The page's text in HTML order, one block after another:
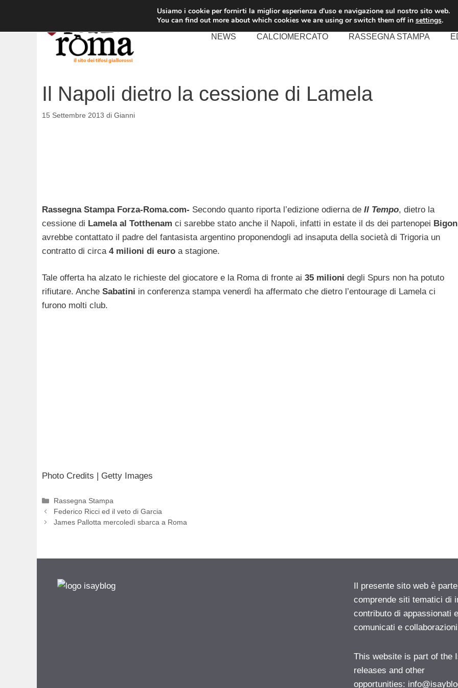
contenuto
NEWS CALCIOMERCATO RASSEGNA STAMPA
Il Napoli dietro la cessione di Lamela
15 Settembre 2013 di Gianni
Rassegna Stampa Forza-Roma.com- Secondo quanto riporta l’edizione odierna de Il Tempo, dietro la
cessione di Lamela al Totthenam ci sarebbe stato anche il Napoli, infatti in estate il ds dei partenopei Bigon
avrebbe contattato il padre del fantasista argentino proponendogli ad insaputa della società di Trigoria un
contratto di circa 4 milioni di euro a stagione.
Tale offerta ha alzato le richieste del giocatore e la Roma di fronte ai 35 milioni degli Spurs non ha potuto
rifiutare. Anche Sabatini in conferenza stampa venerdì ha affermato che dietro l’entourage di Lamela ci
furono molti club.
Photo Credits | Getty Images
Categorie
Rassegna Stampa
Federico Ricci ed il veto di Garcia
James Pallotta mercoledì sbarca a Roma
Il presente sito web è
comprende siti tematici di
contributo di appassionati
comunicati e
This website is part of the
releases and other
opportunities:
Usiamo i cookie per fornirti la miglior esperienza d'uso e navigazione sul nostro sito web.
You can find out more about which cookies we are using or switch them off in settings.